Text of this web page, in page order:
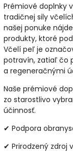
Prémiové doplnky
tradičnej sily
našej ponuke
produkty, ktoré
Včelí peľ je
potravín, zatiaľ čo
a regeneračnými
Naše prémiové
zo starostlivo
účinnosť.
✔ Podpora
✔ Prirodzený zdroj